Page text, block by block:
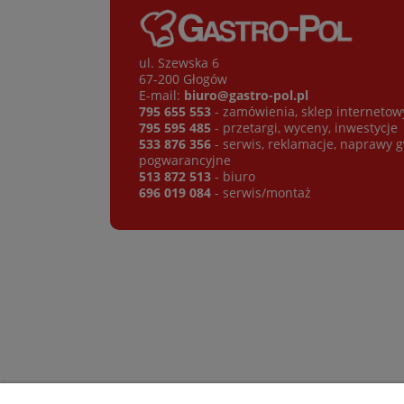
ul. Szewska 6
67-200 Głogów
E-mail: biuro@gastro-pol.pl
795 655 553 - zamówienia, sklep
795 595 485 - przetargi, wyceny, inwestycje
533 876 356 - serwis, reklamacje, naprawy
pogwarancyjne
513 872 513 - biuro
696 019 084 - serwis/montaż